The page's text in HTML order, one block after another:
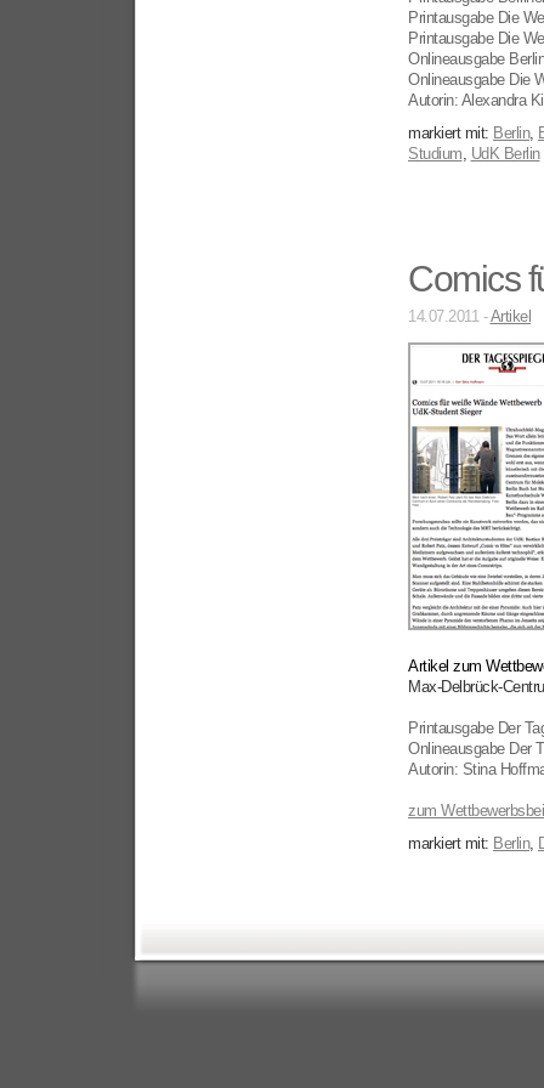
Printausgabe Die
Printausgabe Die
Onlineausgabe
Onlineausgabe Die
Autorin: Alexandra
markiert mit: Berlin,
Studium, UdK Berlin
Comics
14.07.2011 -Artikel
Artikel zum
Max-Delbrück-
Printausgabe Der
Onlineausgabe Der
Autorin: Stina
zum
markiert mit: Berlin,